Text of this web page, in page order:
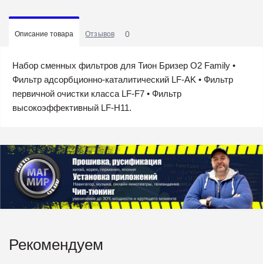
Описание товара Отзывов 0
Набор сменных фильтров для Тион Бризер O2 Family •
Фильтр адсорбционно-каталитический LF-AK • Фильтр
первичной очистки класса LF-F7 • Фильтр
высокоэффективный LF-H11.
Рекомендуем